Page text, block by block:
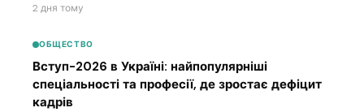
2 дня тому
ОБЩЕСТВО
Вступ-2026 в Україні: найпопулярніші
спеціальності та професії, де зростає дефіцит
кадрів